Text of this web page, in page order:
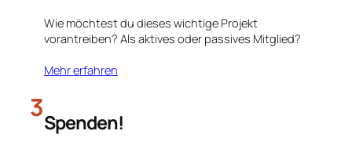
Wie möchtest du dieses wichtige Projekt
vorantreiben? Als aktives oder passives Mitglied?
Mehr erfahren
3Spenden!